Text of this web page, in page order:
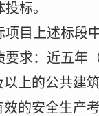
标。
项目上述标段
求：近五年
以上的公共建
的安全生产